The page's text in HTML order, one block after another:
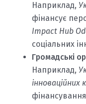
Наприклад,
фінансує
Impact Hub
соціальних
Громадські
Наприклад,
інноваційних